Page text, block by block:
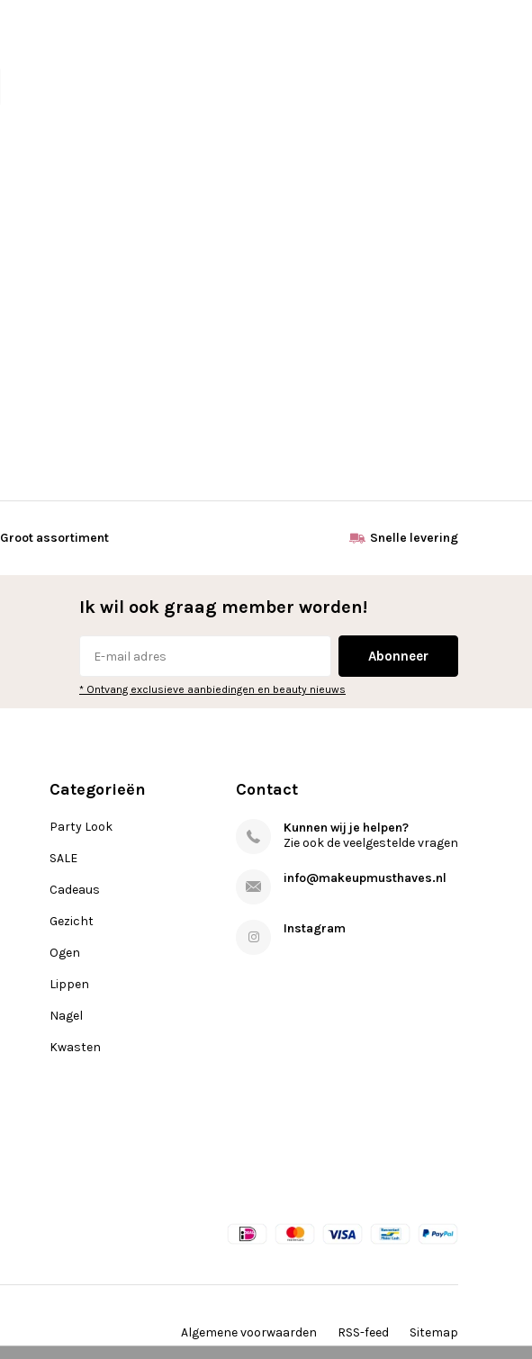
Groot assortiment Snelle levering
Ik wil ook graag member worden!
Abonneer
* Ontvang exclusieve aanbiedingen en beauty nieuws
Categorieën
Party Look
SALE
Cadeaus
Gezicht
Ogen
Lippen
Nagel
Kwasten
Contact
Kunnen wij je helpen?
Zie ook de veelgestelde vragen
info@makeupmusthaves.nl
Instagram
Algemene voorwaarden RSS-feed Sitemap